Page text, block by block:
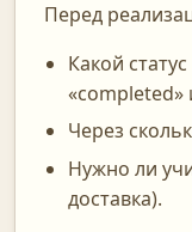
Перед
Какой
«completed»
Через
Нужно ли
доставка).